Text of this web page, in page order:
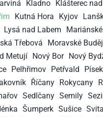
Kladno Klášterec
Kutná Hora Kyjov
Lysá nad Labem
Třebová Moravské
Metují Nový Bor Nový
Pelhřimov Petřvald Písek
Říčany Rokycany
Sedlčany Semily
Šumperk Sušice